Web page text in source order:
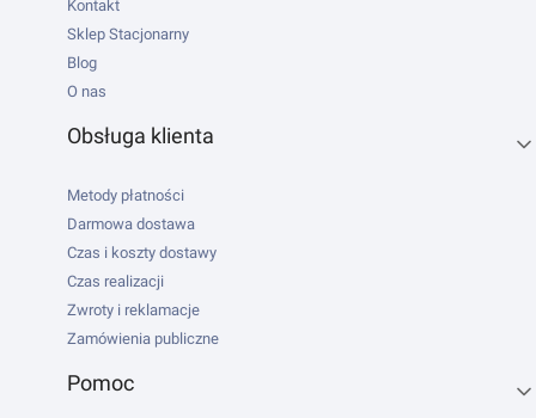
Kontakt
Sklep Stacjonarny
Blog
O nas
Obsługa klienta
Metody płatności
Darmowa dostawa
Czas i koszty dostawy
Czas realizacji
Zwroty i reklamacje
Zamówienia publiczne
Pomoc